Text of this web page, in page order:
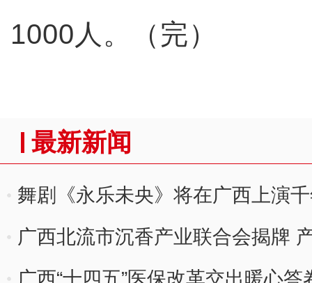
1000人。（完）
最新新闻
舞剧《永乐未央》将在广西上演
广西北流市沉香产业联合会揭牌
广西“十四五”医保改革交出暖心答